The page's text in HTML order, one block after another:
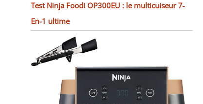
Test Ninja Foodi OP300EU : le multicuiseur 7-
En-1 ultime